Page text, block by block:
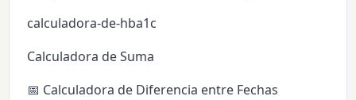
calculadora-de-hba1c
Calculadora de Suma
📅 Calculadora de Diferencia entre Fechas